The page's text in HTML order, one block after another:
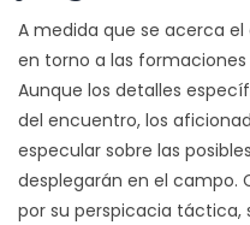
A medida que se acerca
en torno a las
Aunque los detalles
del encuentro, los
especular sobre las
desplegarán en el campo.
por su perspicacia táctica,